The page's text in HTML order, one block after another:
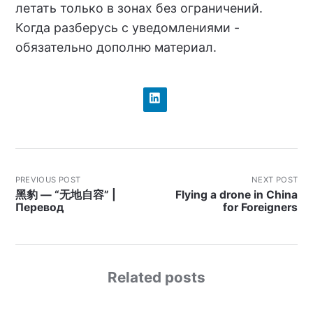
летать только в зонах без ограничений.
Когда разберусь с уведомлениями -
обязательно дополню материал.
PREVIOUS POST
黑豹 — “无地自容” |
Перевод
NEXT POST
Flying a drone in China
for Foreigners
Related posts